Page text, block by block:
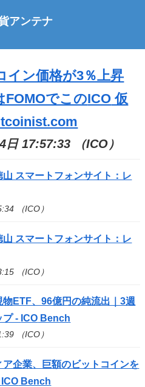
アンテナ
イン価格が3％上昇
FOMOでこのICO 仮
17:57:33 （ICO）
スマートフォンサイト：レ
（ICO）
スマートフォンサイト：レ
（ICO）
物ETF、96億円の純流出｜3週
プ - ICO Bench
（ICO）
ア企業、巨額のビットコインを
ICO Bench